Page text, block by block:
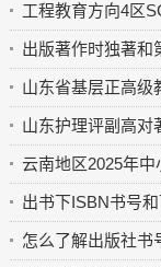
工程教育方向4区
出版著作时独著和
山东省基层正高级
山东护理评副高对
云南地区2025年
出书下ISBN书号
怎么了解出版社书